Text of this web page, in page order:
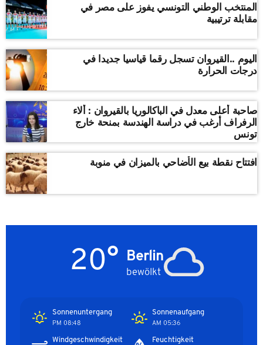
المنتخب الوطني التونسي يفوز على مصر في
مقابلة ترتيبية
اليوم ..القيروان تسجل رقما قياسيا جديدا في
درجات الحرارة
صاحبة أعلى معدل في الباكالوريا بالقيروان : ألاء
الرفراف أرغب في دراسة الهندسة بمنحة خارج
تونس
افتتاح نقطة بيع الأضاحي بالميزان في منوبة
Berlin
bewölkt
20°
Sonnenaufgang
05:36 AM
Sonnenuntergang
08:48 PM
Feuchtigkeit
Windgeschwindigkeit